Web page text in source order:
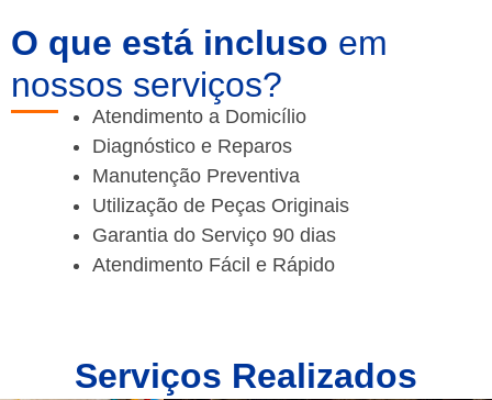
O que está incluso em
nossos serviços?
Atendimento a Domicílio
Diagnóstico e Reparos
Manutenção Preventiva
Utilização de Peças Originais
Garantia do Serviço 90 dias
Atendimento Fácil e Rápido
Serviços Realizados